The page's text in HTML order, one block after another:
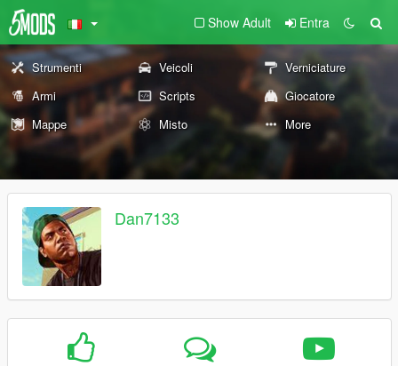
Show Adult Entra
Strumenti Veicoli
Verniciature
Armi
Scripts
Giocatore
Mappe
Misto More
Dan7133